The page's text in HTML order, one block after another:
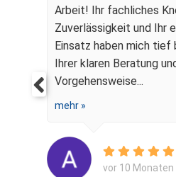
Arbeit! Ihr fachliches
Zuverlässigkeit und Ihr
Einsatz haben mich tief
Ihrer klaren Beratung
Vorgehensweise...
mehr »
vor 10 Monaten